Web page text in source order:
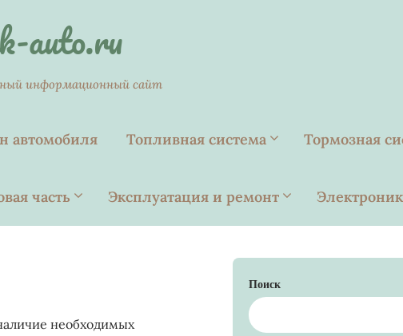
auto.ru
информационный сайт
автомобиля Топливная система Тормозная
часть Эксплуатация и ремонт
необходимых
Поиск